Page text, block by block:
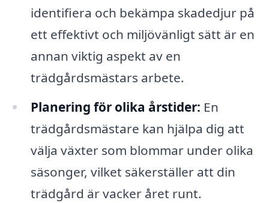
identifiera och bekämpa skadedjur på
ett effektivt och miljövänligt sätt är en
annan viktig aspekt av en
trädgårdsmästars arbete.
Planering för olika årstider: En
trädgårdsmästare kan hjälpa dig att
välja växter som blommar under olika
säsonger, vilket säkerställer att din
trädgård är vacker året runt.